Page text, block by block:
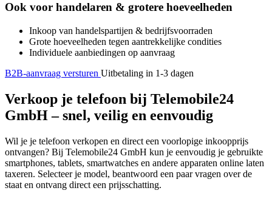
Ook voor handelaren & grotere hoeveelheden
Inkoop van handelspartijen & bedrijfsvoorraden
Grote hoeveelheden tegen aantrekkelijke condities
Individuele aanbiedingen op aanvraag
B2B-aanvraag versturen Uitbetaling in 1-3 dagen
Verkoop je telefoon bij Telemobile24
GmbH – snel, veilig en eenvoudig
Wil je je telefoon verkopen en direct een voorlopige inkoopprijs
ontvangen? Bij Telemobile24 GmbH kun je eenvoudig je gebruikte
smartphones, tablets, smartwatches en andere apparaten online laten
taxeren. Selecteer je model, beantwoord een paar vragen over de
staat en ontvang direct een prijsschatting.